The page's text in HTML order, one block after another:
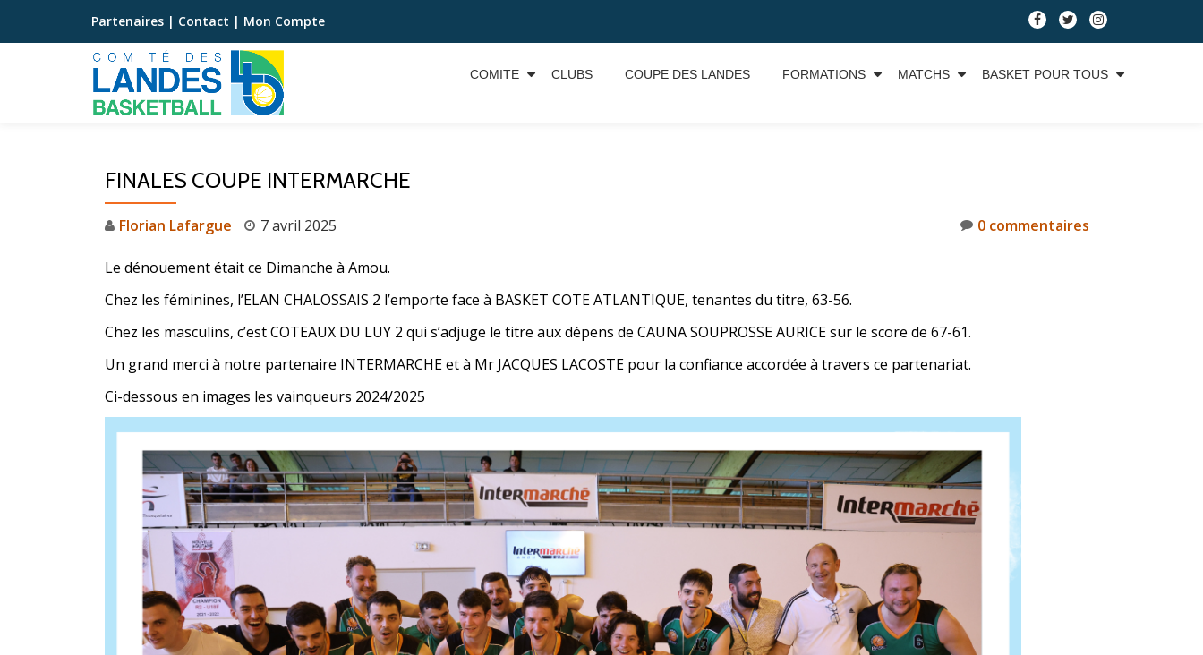
Aller
Partenaires | Contact | Mon Compte
COMITE CLUBS COUPE DES LANDES FORMATIONS MATCHS BASKET POUR TOUS
FINALES COUPE INTERMARCHE
Florian Lafargue 7 avril 2025 0 commentaires
Le dénouement était ce Dimanche à Amou.
Chez les féminines, l’ELAN CHALOSSAIS 2 l’emporte face à BASKET COTE ATLANTIQUE, tenantes du titre, 63-56.
Chez les masculins, c’est COTEAUX DU LUY 2 qui s’adjuge le titre aux dépens de CAUNA SOUPROSSE AURICE sur le score de 67-61.
Un grand merci à notre partenaire INTERMARCHE et à Mr JACQUES LACOSTE pour la confiance accordée à travers ce partenariat.
Ci-dessous en images les vainqueurs 2024/2025